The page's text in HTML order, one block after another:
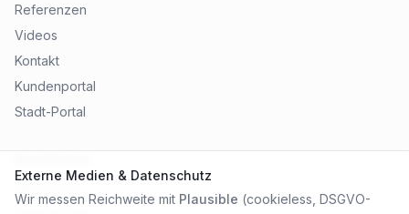
Referenzen
Videos
Kontakt
Kundenportal
Stadt-Portal
Externe Medien & Datenschutz
Wir messen Reichweite mit Plausible (cookieless, DSGVO-